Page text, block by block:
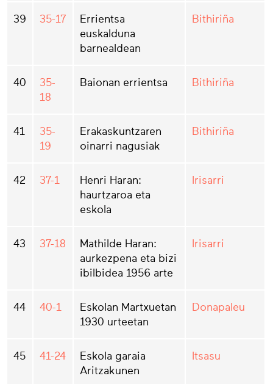
39 35-17
Errientsa
euskalduna
barnealdean
Bithiriña
40
35-
18
Baionan errientsa Bithiriña
41
35-
19
Erakaskuntzaren
oinarri nagusiak
Bithiriña
42 37-1
Henri Haran:
haurtzaroa eta
eskola
Irisarri
43 37-18
Mathilde Haran:
aurkezpena eta bizi
ibilbidea 1956 arte
Irisarri
44 40-1
Eskolan Martxuetan
1930 urteetan
Donapaleu
45 41-24
Eskola garaia
Aritzakunen
Itsasu